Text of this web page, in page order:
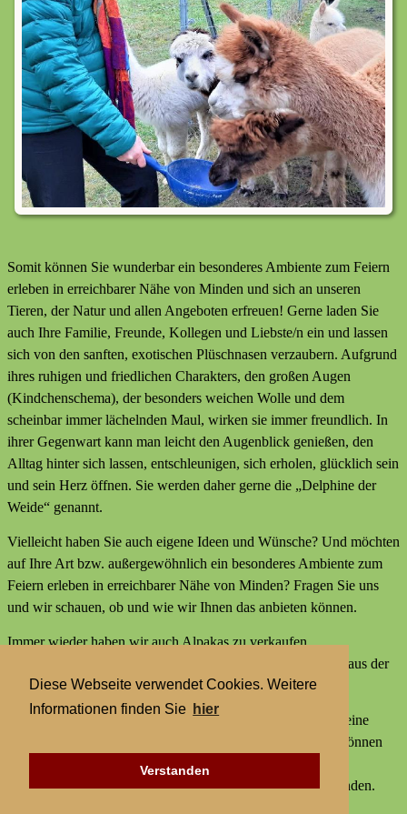
Diese Webseite verwendet Cookies. Weitere
Informationen finden Sie hier
Verstanden
Somit können Sie wunderbar ein besonderes Ambiente zum Feiern
erleben in erreichbarer Nähe von Minden und sich an unseren
Tieren, der Natur und allen Angeboten erfreuen! Gerne laden Sie
auch Ihre Familie, Freunde, Kollegen und Liebste/n ein und lassen
sich von den sanften, exotischen Plüschnasen verzaubern. Aufgrund
ihres ruhigen und friedlichen Charakters, den großen Augen
(Kindchenschema), der besonders weichen Wolle und dem
scheinbar immer lächelnden Maul, wirken sie immer freundlich. In
ihrer Gegenwart kann man leicht den Augenblick genießen, den
Alltag hinter sich lassen, entschleunigen, sich erholen, glücklich sein
und sein Herz öffnen. Sie werden daher gerne die „Delphine der
Weide“ genannt.
Vielleicht haben Sie auch eigene Ideen und Wünsche? Und möchten
auf Ihre Art bzw. außergewöhnlich ein besonderes Ambiente zum
Feiern erleben in erreichbarer Nähe von Minden? Fragen Sie uns
und wir schauen, ob und wie wir Ihnen das anbieten können.
Immer wieder haben wir auch Alpakas zu verkaufen,
Alpakaprodukte, z.B. Alpakaseife oder Alpaka-Bettdecken aus der
Wolle unserer Tiere und außerdem kleine Geschenke.
Wir bieten keine externen Aktivitäten mit Alpakas an und keine
Alpaka-Wanderungen. Aber statt einer Alpakawanderung können
Sie bei uns Alpakas Mal anders erleben und ein besonderes
Ambiente zum Feiern erleben in erreichbarer Nähe von Minden.